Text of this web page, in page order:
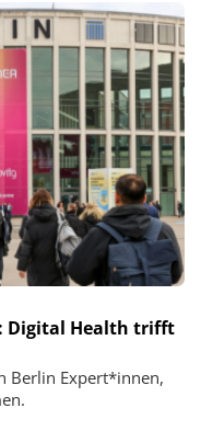
Digital Health trifft
Berlin Expert*innen,